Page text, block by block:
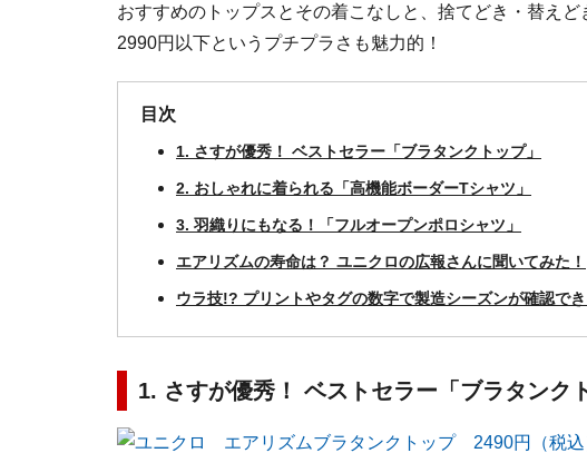
おすすめのトップスとその着こなしと、捨てどき・替え
2990円以下というプチプラさも魅力的！
目次
1. さすが優秀！ ベストセラー「ブラタンクトップ」
2. おしゃれに着られる「高機能ボーダーTシャツ」
3. 羽織りにもなる！「フルオープンポロシャツ」
エアリズムの寿命は？ ユニクロの広報さんに聞いてみた！
ウラ技!? プリントやタグの数字で製造シーズンが確認で
1. さすが優秀！ ベストセラー「ブラタンク